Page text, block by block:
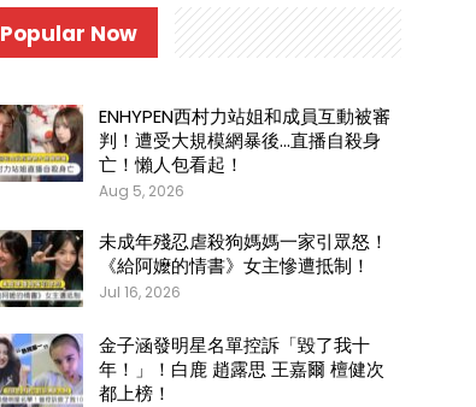
Popular Now
ENHYPEN西村力站姐和成員互動被審
判！遭受大規模網暴後…直播自殺身
亡！懶人包看起！
Aug 5, 2026
未成年殘忍虐殺狗媽媽一家引眾怒！
《給阿嬤的情書》女主慘遭抵制！
Jul 16, 2026
金子涵發明星名單控訴「毀了我十
年！」！白鹿 趙露思 王嘉爾 檀健次
都上榜！